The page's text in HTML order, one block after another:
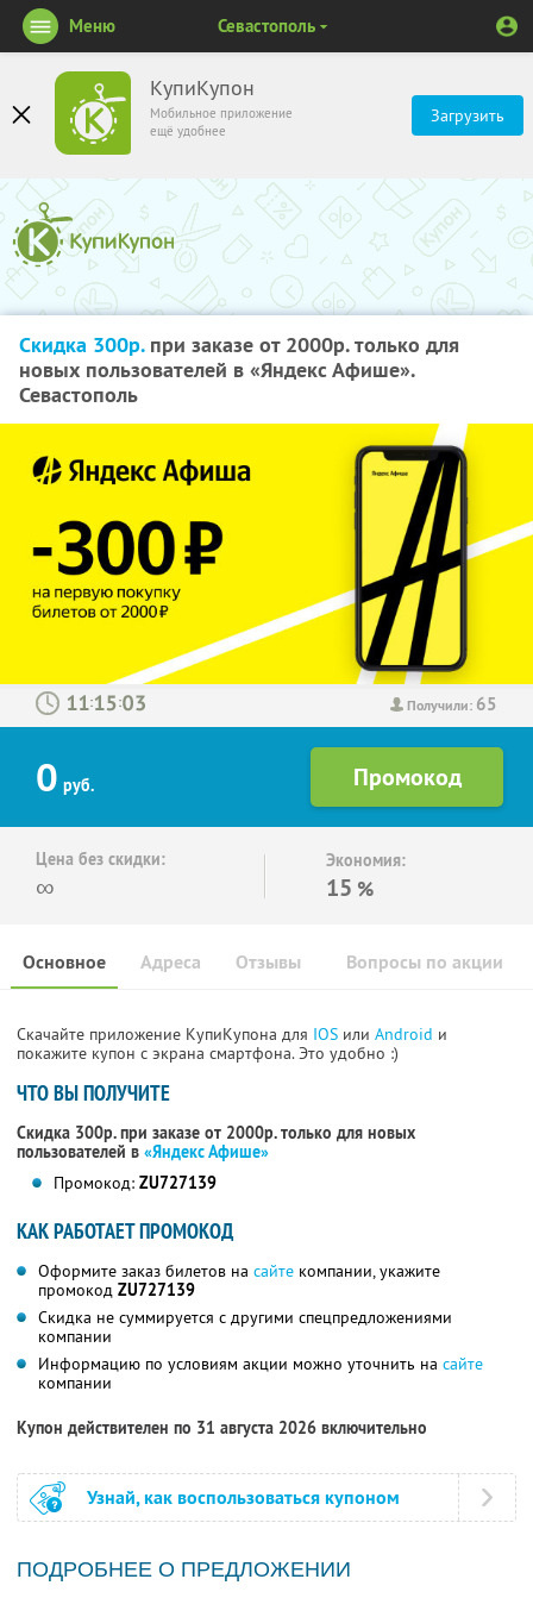
КупиКупон
Мобильное приложение
ещё удобнее
Загрузить
Меню Севастополь
Скидка 300р.при заказе от 2000р. только для
новых пользователей в «Яндекс Афише».
Севастополь
Получили: 65
: :
0 руб.
Цена без скидки:
∞
Экономия:
15 %
Основное Отзывы Вопросы по акции
Адреса
Скачайте приложение КупиКупона для IOS или Android и
покажите купон с экрана смартфона. Это удобно :)
ЧТО ВЫ ПОЛУЧИТЕ
Скидка 300р. при заказе от 2000р. только для новых
пользователей в «Яндекс Афише»
Промокод: ZU727139
КАК РАБОТАЕТ ПРОМОКОД
Оформите заказ билетов на сайте компании, укажите
промокод ZU727139
Скидка не суммируется с другими спецпредложениями
компании
Информацию по условиям акции можно уточнить на сайте
компании
Купон действителен по 31 августа 2026 включительно
Узнай, как воспользоваться купоном
ПОДРОБНЕЕ О ПРЕДЛОЖЕНИИ